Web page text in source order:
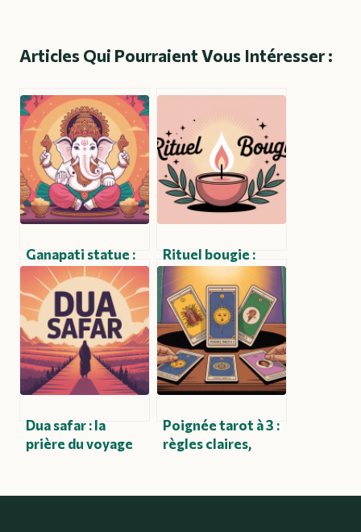
Articles Qui Pourraient Vous Intéresser :
Ganapati statue :
significations,
styles et guide
d’achat complet
Rituel bougie :
comment utiliser
les bougies pour
un rituel puissant
et aligné
Dua safar : la
prière du voyage
l’accomplir
Poignée tarot à 3 :
règles claires,